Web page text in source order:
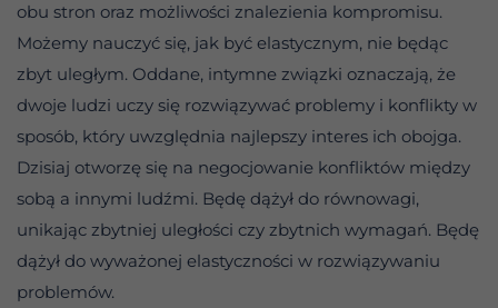
obu stron oraz możliwości znalezienia kompromisu.
Możemy nauczyć się, jak być elastycznym, nie będąc
zbyt uległym. Oddane, intymne związki oznaczają, że
dwoje ludzi uczy się rozwiązywać problemy i konflikty w
sposób, który uwzględnia najlepszy interes ich obojga.
Dzisiaj otworzę się na negocjowanie konfliktów między
sobą a innymi ludźmi. Będę dążył do równowagi,
unikając zbytniej uległości czy zbytnich wymagań. Będę
dążył do wyważonej elastyczności w rozwiązywaniu
problemów.